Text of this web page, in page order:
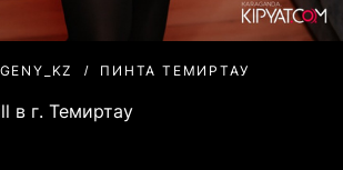
ПИНТА ТЕМИРТАУ
в г. Темиртау